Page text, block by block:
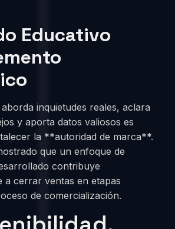
Educativo
inquietudes reales, aclara
y aporta datos valiosos es
la **autoridad de marca**.
que un enfoque de
contribuye
a cerrar ventas en etapas
de comercialización.